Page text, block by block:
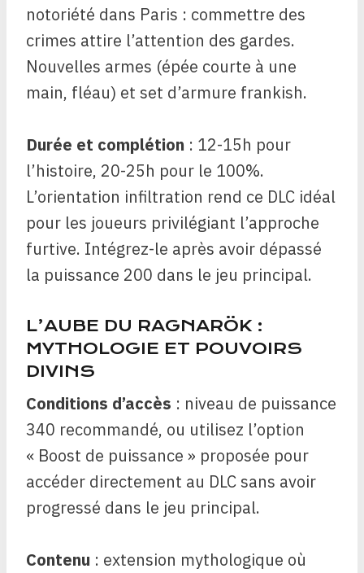
notoriété dans Paris : commettre des
crimes attire l’attention des gardes.
Nouvelles armes (épée courte à une
main, fléau) et set d’armure frankish.
Durée et complétion : 12-15h pour
l’histoire, 20-25h pour le 100%.
L’orientation infiltration rend ce DLC idéal
pour les joueurs privilégiant l’approche
furtive. Intégrez-le après avoir dépassé
la puissance 200 dans le jeu principal.
L’AUBE DU RAGNARÖK :
MYTHOLOGIE ET POUVOIRS
DIVINS
Conditions d’accès : niveau de puissance
340 recommandé, ou utilisez l’option
« Boost de puissance » proposée pour
accéder directement au DLC sans avoir
progressé dans le jeu principal.
Contenu : extension mythologique où